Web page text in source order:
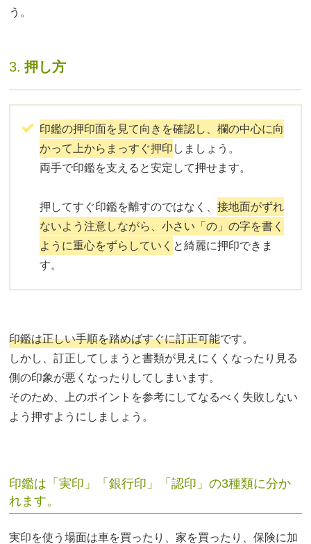
う。
3. 押し方
印鑑の押印面を見て向きを確認し、欄の中心に向
かって上からまっすぐ押印 しましょう。
両手で印鑑を支えると安定して押せます。
押してすぐ印鑑を離すのではなく、接地面がずれ
ないよう注意しながら、小さい「の」の字を書く
ように重心をずらしていく と綺麗に押印できま
す。
印鑑は正しい手順を踏めばすぐに訂正可能です。
しかし、訂正してしまうと書類が見えにくくなったり見る
側の印象が悪くなったりしてしまいます。
そのため、上のポイントを参考にしてなるべく失敗しない
よう押すようにしましょう。
印鑑は「実印」「銀行印」「認印」の3種類に分か
れます。
実印を使う場面は車を買ったり、家を買ったり、保険に加